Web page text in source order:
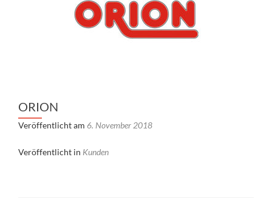
ORION
Veröffentlicht am 6. November 2018
Veröffentlicht in Kunden